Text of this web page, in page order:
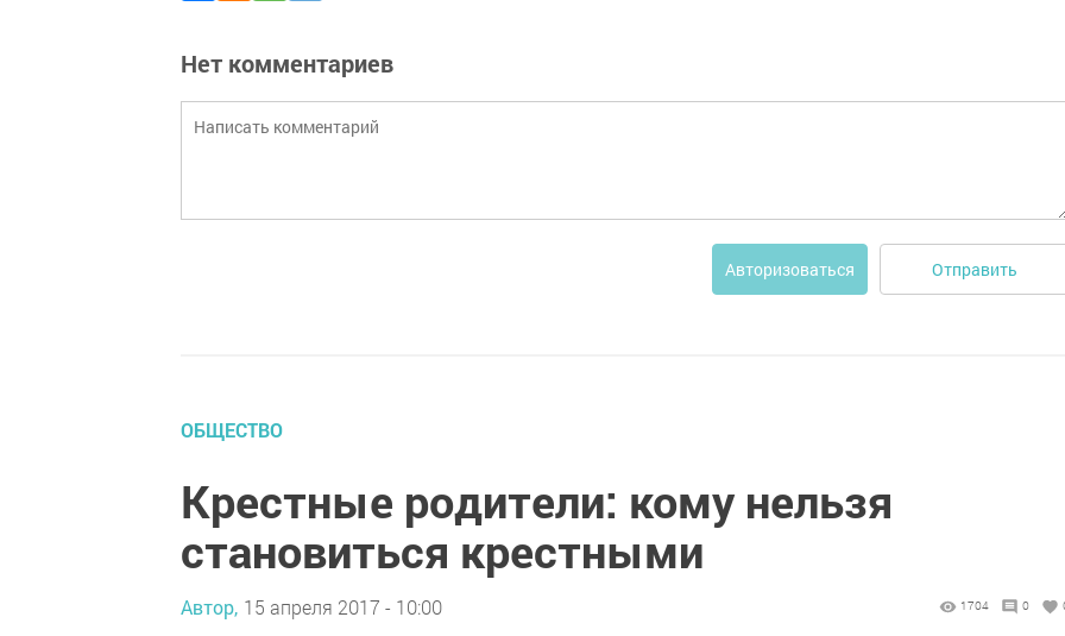
Нет комментариев
Авторизоваться Отправить
ОБЩЕСТВО
Крестные родители: кому нельзя
становиться крестными
Автор, 15 апреля 2017 - 10:00 1704 0